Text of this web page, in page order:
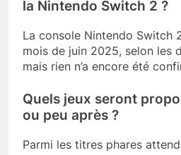
la Nintendo Switch 2 ?
La console Nintendo Switch
mois de juin 2025, selon les
mais rien n’a encore été
Quels jeux seront
ou peu après ?
Parmi les titres phares